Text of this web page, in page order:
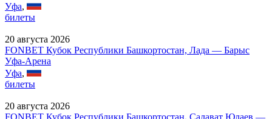
Уфа,
билеты
20 августа 2026
FONBET Кубок Республики Башкортостан, Лада — Барыс
Уфа-Арена
Уфа,
билеты
20 августа 2026
FONBET Кубок Республики Башкортостан, Салават Юлаев —